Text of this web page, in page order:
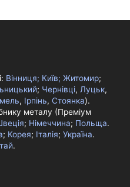
Вінниця; Київ; Житомир;
; Чернівці, Луцьк,
, Ірпінь, Стоянка).
металу (Преміум
; Німеччина; Польща.
; Корея; Італія; Україна.
.